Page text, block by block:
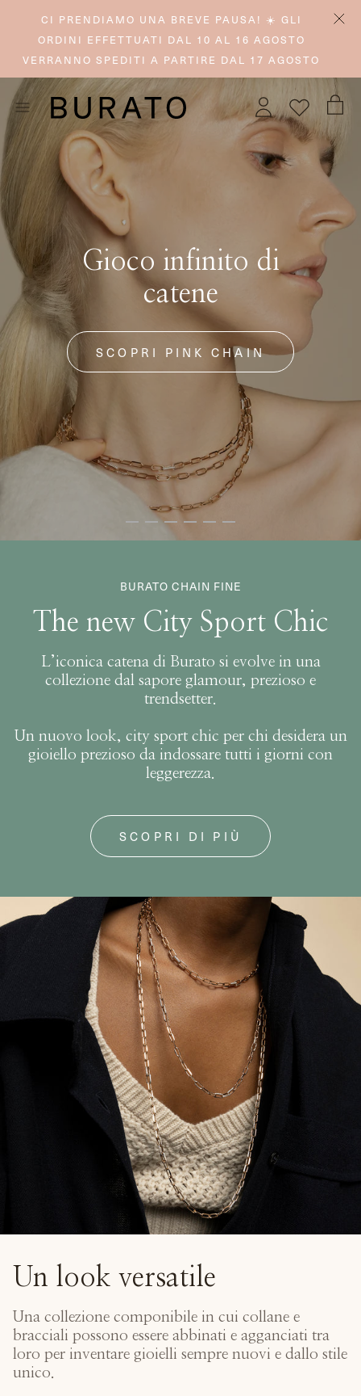
CI PRENDIAMO UNA BREVE PAUSA! ☀️ GLI
ORDINI EFFETTUATI DAL 10 AL 16 AGOSTO
VERRANNO SPEDITI A PARTIRE DAL 17 AGOSTO
Gioco infinito di
catene
SCOPRI PINK CHAIN
BURATO CHAIN FINE
The new City Sport Chic
L’iconica catena di Burato si evolve in una
collezione dal sapore glamour, prezioso e
trendsetter.
Un nuovo look, city sport chic per chi desidera un
gioiello prezioso da indossare tutti i giorni con
leggerezza.
SCOPRI DI PIÙ
Un look versatile
Una collezione componibile in cui collane e
bracciali possono essere abbinati e agganciati tra
loro per inventare gioielli sempre nuovi e dallo stile
unico.